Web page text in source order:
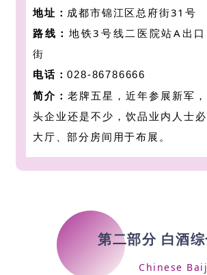
地址： 成都市锦江区总府街31号
路线： 地铁3号线二医院站A出
街
电话：028-86786666
简介：老牌五星，近年参展新军
头企业还是不少 ，饮品业内人士
大厅、部分房间用于布展。
第二部分 白酒
Chinese